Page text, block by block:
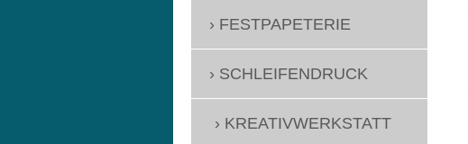
FESTPAPETERIE
SCHLEIFENDRUCK
KREATIVWERKSTATT